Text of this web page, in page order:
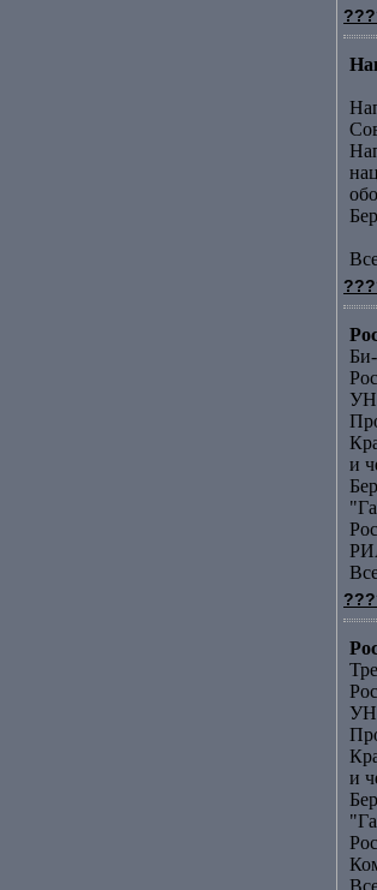
и
и